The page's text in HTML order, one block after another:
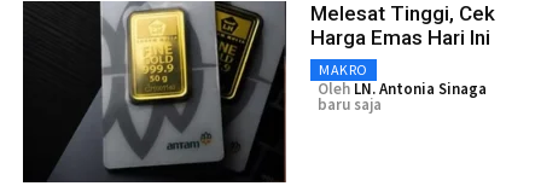
Melesat Tinggi, Cek
Harga Emas Hari Ini
MAKRO
Oleh LN. Antonia Sinaga
baru saja